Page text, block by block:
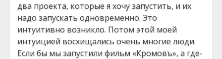
два проекта, которые я хочу запустить, и их
надо запускать одновременно. Это
интуитивно возникло. Потом этой моей
интуицией восхищались очень многие люди.
Если бы мы запустили фильм «Кромовъ», а где-